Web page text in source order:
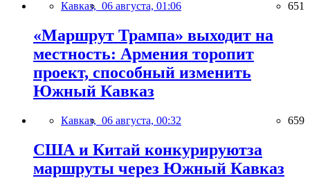
Кавказ, 06 августа, 01:06 651
«Маршрут Трампа» выходит на
местность: Армения торопит
проект, способный изменить
Южный Кавказ
Кавказ, 06 августа, 00:32 659
США и Китай конкурируютза
маршруты через Южный Кавказ